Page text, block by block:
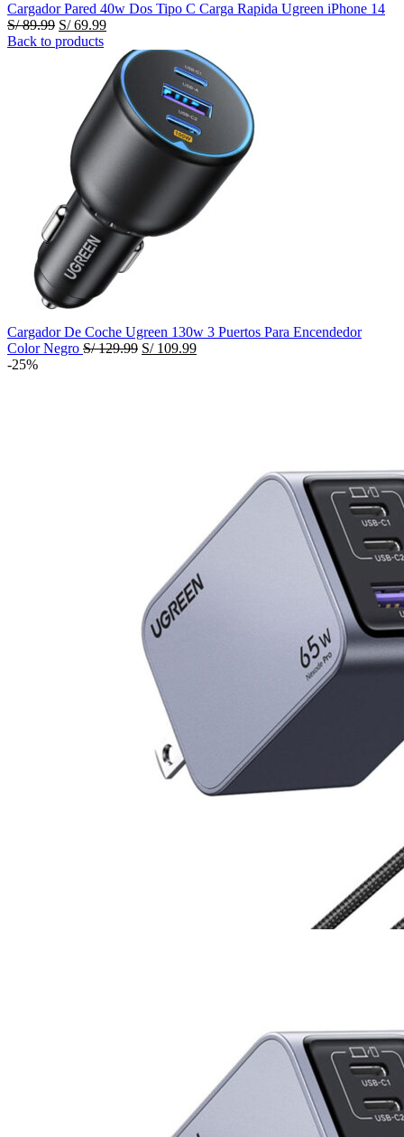
Cargador Pared 40w Dos Tipo C Carga Rapida Ugreen iPhone 14
S/89.99 El
precio
S/ 89.99.
S/69.99El
actual
es:
S/ 69.99.
Back to products
Cargador De Coche Ugreen 130w 3 Puertos Para Encendedor
Color Negro S/129.99 El
S/109.99El
-25%